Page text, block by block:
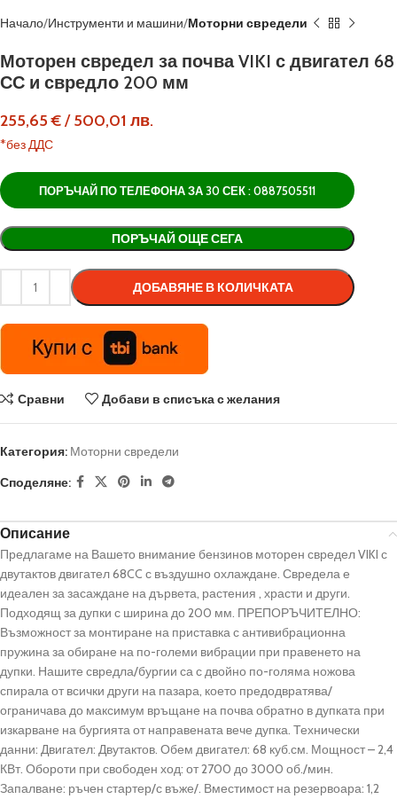
Начало Инструменти и машини Моторни свредели
Моторен свредел за почва VIKI с двигател 68
СС и свредло 200 мм
255,65€/500,01 лв.
*без ДДС
ПОРЪЧАЙ ПО ТЕЛЕФОНА ЗА 30 СЕК : 0887505511
ПОРЪЧАЙ ОЩЕ СЕГА
ДОБАВЯНЕ В КОЛИЧКАТА
Alternative:
Сравни Добави в списъка с желания
Категория: Моторни свредели
Споделяне:
Описание
Предлагаме на Вашето внимание бензинов моторен свредел VIKI с
двутактов двигател 68CC с въздушно охлаждане. Свредела е
идеален за засаждане на дървета, растения , храсти и други.
Подходящ за дупки с ширина до 200 мм. ПРЕПОРЪЧИТЕЛНО:
Възможност за монтиране на приставка с антивибрационна
пружина за обиране на по-големи вибрации при правенето на
дупки. Нашите свредла/бургии са с двойно по-голяма ножова
спирала от всички други на пазара, което предодвратява/
ограничава до максимум връщане на почва обратно в дупката при
изкарване на бургията от направената вече дупка. Технически
данни: Двигател: Двутактов. Обем двигател: 68 куб.см. Мощност – 2,4
КВт. Обороти при свободен ход: от 2700 до 3000 об./мин.
Запалване: ръчен стартер/с въже/. Вместимост на резервоара: 1,2